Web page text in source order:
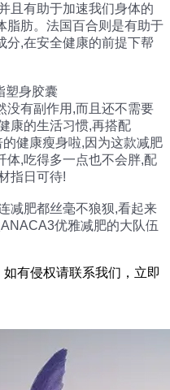
且有助于加速我们身体的
脂肪。法国百合则是有助于
分,在安全健康的前提下帮
塑身胶囊
没有副作用,而且还不需要
康的生活习惯,再搭配
健康瘦身啦,因为这款减肥
体,吃得多一点也不会胖,配
指日可待!
减肥都丝毫不狼狈,看起来
优雅减肥的大队伍
有侵权请联系我们，立即